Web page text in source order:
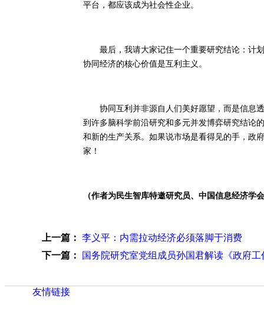
平台，都应该成为社会性企业。
最后，我请大家记住一个重要研究结论：计划
协同经济的核心价值是互利主义。
协同互利并非源自人们美好愿望，而是信息透
到许多脑科学前沿研究和多元并发博弈研究结论
和新的生产关系。如果说市场是看得见的手，政
家！
（作者为民生智库特邀研究员、中国信息经济学
上一篇： 李义平：内需拉动经济必须落脚于消费
下一篇：
国务院研究室党组成员孙国君解读《政府
友情链接